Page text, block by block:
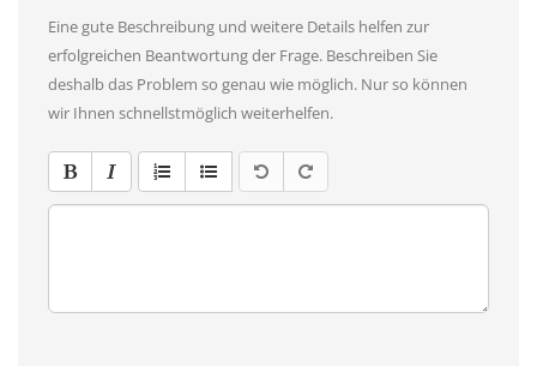
Eine gute Beschreibung und weitere Details helfen zur
erfolgreichen Beantwortung der Frage. Beschreiben Sie
deshalb das Problem so genau wie möglich. Nur so können
wir Ihnen schnellstmöglich weiterhelfen.